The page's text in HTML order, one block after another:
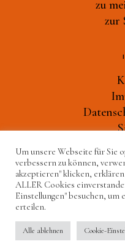
Ast-
zu
zur
zu
zur
© 2024 Kunst mit
Um unsere Webseite für Sie
verbessern zu können,
akzeptieren" klicken,
ALLER Cookies
Einstellungen" besuchen,
erteilen.
Alle ablehnen Cookie-